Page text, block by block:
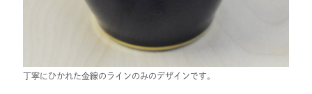
丁寧にひかれた金線のラインのみのデザインです。